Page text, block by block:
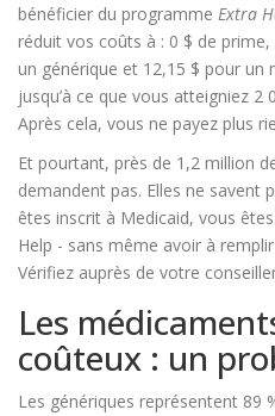
bénéficier du programme Extra
réduit vos coûts à : 0 $ de
un générique et 12,15 $ pour un
jusqu’à ce que vous atteigniez 2
Après cela, vous ne payez plus
Et pourtant, près de 1,2 million
demandent pas. Elles ne savent
êtes inscrit à Medicaid, vous
Help - sans même avoir à
Vérifiez auprès de votre
Les
coûteux : un
Les génériques représentent 89